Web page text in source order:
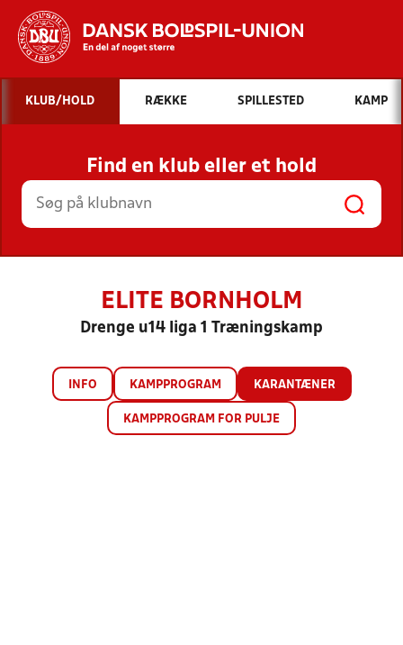
Hvad vil du søge efter?
INDHOLD OG NYHEDER
STILLINGER, RESULTATER, KLUBBER OG
HOLD
KLUB/HOLD RÆKKE SPILLESTED KAMP
Find en klub eller et hold
ELITE BORNHOLM
Drenge u14 liga 1 Træningskamp
INFO KAMPPROGRAM KARANTÆNER
KAMPPROGRAM FOR PULJE